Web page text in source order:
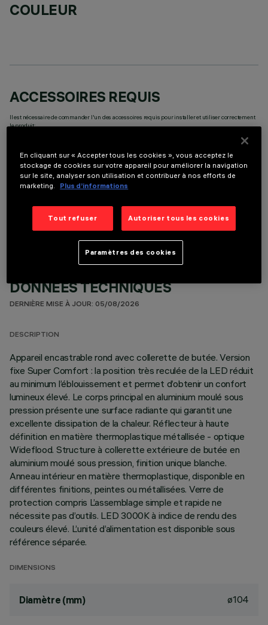
COULEUR
ACCESSOIRES REQUIS
Il est nécessaire de commander l'un des accessoires requis pour installer et utiliser correctement
le produit:
DONNÉES TECHNIQUES
DERNIÈRE MISE À JOUR: 05/08/2026
DESCRIPTION
Appareil encastrable rond avec collerette de butée. Version
fixe Super Comfort : la position très reculée de la LED réduit
au minimum l’éblouissement et permet d’obtenir un confort
lumineux élevé. Le corps principal en aluminium moulé sous
pression présente une surface radiante qui garantit une
excellente dissipation de la chaleur. Réflecteur à haute
définition en matière thermoplastique métallisée - optique
Wideflood. Structure à collerette extérieure de butée en
aluminium moulé sous pression, finition unique blanche.
Anneau intérieur en matière thermoplastique, disponible en
différentes finitions, peintes ou métallisées. Verre de
protection compris L’assemblage simple et rapide ne
nécessite pas d’outils. LED 3000K à indice de rendu des
couleurs élevé. L’unité d’alimentation est disponible sous
référence séparée.
DIMENSIONS
Diamètre (mm) ø104
En cliquant sur « Accepter tous les cookies », vous acceptez le
stockage de cookies sur votre appareil pour améliorer la navigation
sur le site, analyser son utilisation et contribuer à nos efforts de
marketing.
Plus d’informations
Tout refuser Autoriser tous les cookies
Paramètres des cookies